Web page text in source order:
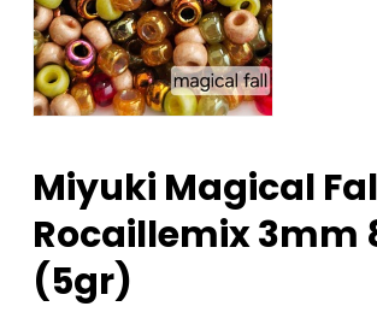
Miyuki Magical
Rocaillemix 3mm
(5gr)